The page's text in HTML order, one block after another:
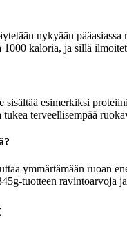
nykyään
kaloria, ja sillä
esimerkiksi
terveellisempää
ymmärtämään ruoan
tuotteen ravintoarvoja